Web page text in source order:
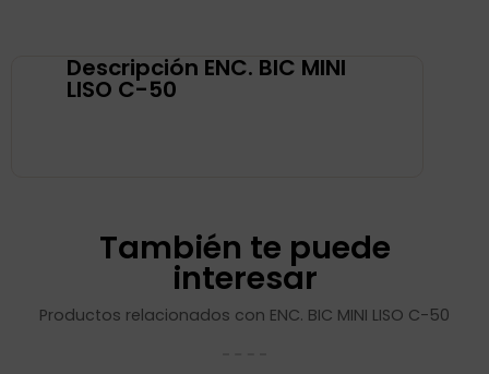
Descripción ENC. BIC MINI
LISO C-50
También te puede
interesar
Productos relacionados con ENC. BIC MINI LISO C-50